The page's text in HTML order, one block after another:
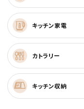
キッチン家電
カトラリー
キッチン収納